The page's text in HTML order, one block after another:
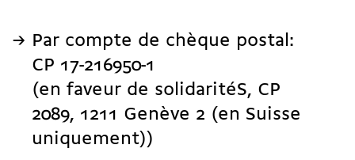
Par compte de chèque postal:
CP 17-216950-1
(en faveur de solidaritéS, CP
2089, 1211 Genève 2 (en Suisse
uniquement))